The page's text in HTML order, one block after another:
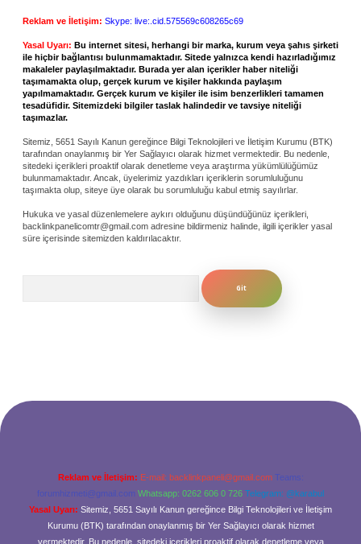
Reklam ve İletişim: Skype: live:.cid.575569c608265c69
Yasal Uyarı: Bu internet sitesi, herhangi bir marka, kurum veya şahıs şirketi
ile hiçbir bağlantısı bulunmamaktadır. Sitede yalnızca kendi hazırladığımız
makaleler paylaşılmaktadır. Burada yer alan içerikler haber niteliği
taşımamakta olup, gerçek kurum ve kişiler hakkında paylaşım
yapılmamaktadır. Gerçek kurum ve kişiler ile isim benzerlikleri tamamen
tesadüfidir. Sitemizdeki bilgiler taslak halindedir ve tavsiye niteliği
taşımazlar.
Sitemiz, 5651 Sayılı Kanun gereğince Bilgi Teknolojileri ve İletişim Kurumu (BTK)
tarafından onaylanmış bir Yer Sağlayıcı olarak hizmet vermektedir. Bu nedenle,
sitedeki içerikleri proaktif olarak denetleme veya araştırma yükümlülüğümüz
bulunmamaktadır. Ancak, üyelerimiz yazdıkları içeriklerin sorumluluğunu
taşımakta olup, siteye üye olarak bu sorumluluğu kabul etmiş sayılırlar.
Hukuka ve yasal düzenlemelere aykırı olduğunu düşündüğünüz içerikleri,
backlinkpanelicomtr@gmail.com adresine bildirmeniz halinde, ilgili içerikler yasal
süre içerisinde sitemizden kaldırılacaktır.
Reklam ve İletişim: E-mail: backlinkpaneli@gmail.com Teams:
forumhizmeti@gmail.com Whatsapp: 0262 606 0 726 Telegram: @karabul
Yasal Uyarı: Sitemiz, 5651 Sayılı Kanun gereğince Bilgi Teknolojileri ve İletişim
Kurumu (BTK) tarafından onaylanmış bir Yer Sağlayıcı olarak hizmet
vermektedir. Bu nedenle, sitedeki içerikleri proaktif olarak denetleme veya